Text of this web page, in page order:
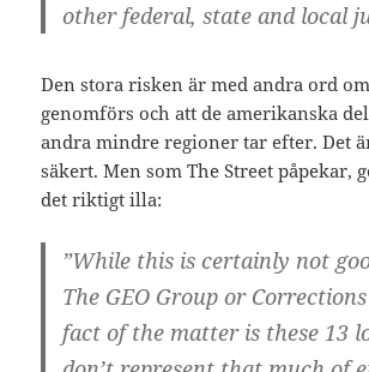
other federal, state and local
Den stora risken är med andra ord
genomförs och att de amerikanska
andra mindre regioner tar efter. Det
säkert. Men som The Street påpekar,
det riktigt illa:
”While this is certainly not
The GEO Group or
fact of the matter is these 13